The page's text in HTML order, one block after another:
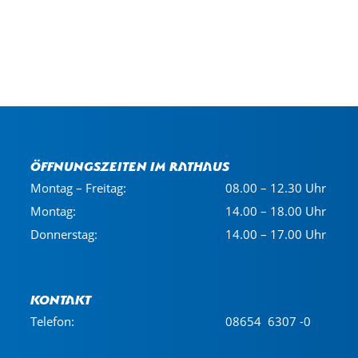
Öffnungszeiten im Rathaus
Montag – Freitag:
08.00 – 12.30 Uhr
Montag:
14.00 – 18.00 Uhr
Donnerstag:
14.00 – 17.00 Uhr
Kontakt
Telefon: 08654 6307 -0